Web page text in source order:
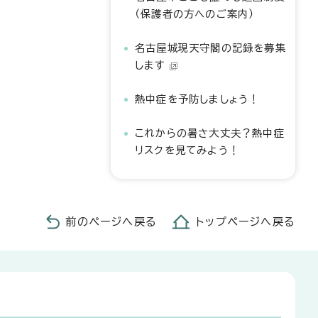
（保護者の方へのご案内）
名古屋城現天守閣の記録を募集
します
熱中症を予防しましょう！
これからの暑さ大丈夫？熱中症
リスクを見てみよう！
前のページへ戻る トップページへ戻る